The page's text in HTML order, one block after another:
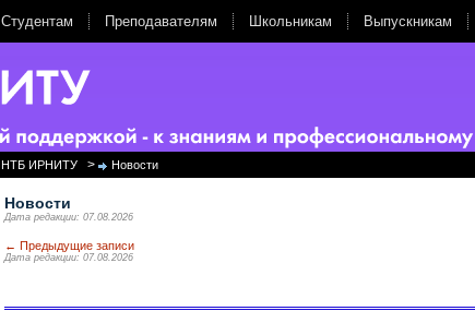
Студентам Преподавателям Школьникам Выпускникам
НТБ ИРНИТУ > Новости
Новости
Дата редакции: 07.08.2026
← Предыдущие записи
Дата редакции: 07.08.2026